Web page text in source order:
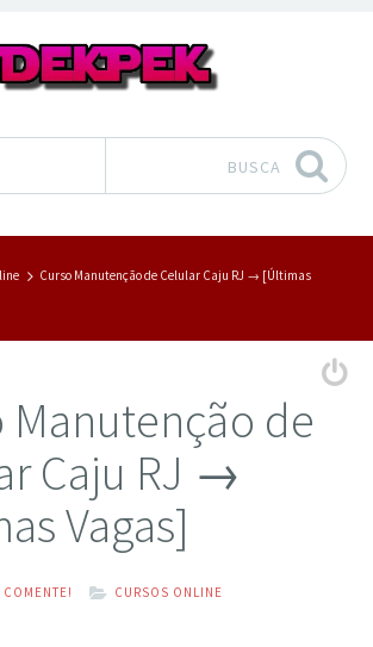
BUSCA
Curso Manutenção de Celular Caju RJ → [Últimas
Manutenção de
Caju RJ →
Vagas]
COMENTE! CURSOS ONLINE